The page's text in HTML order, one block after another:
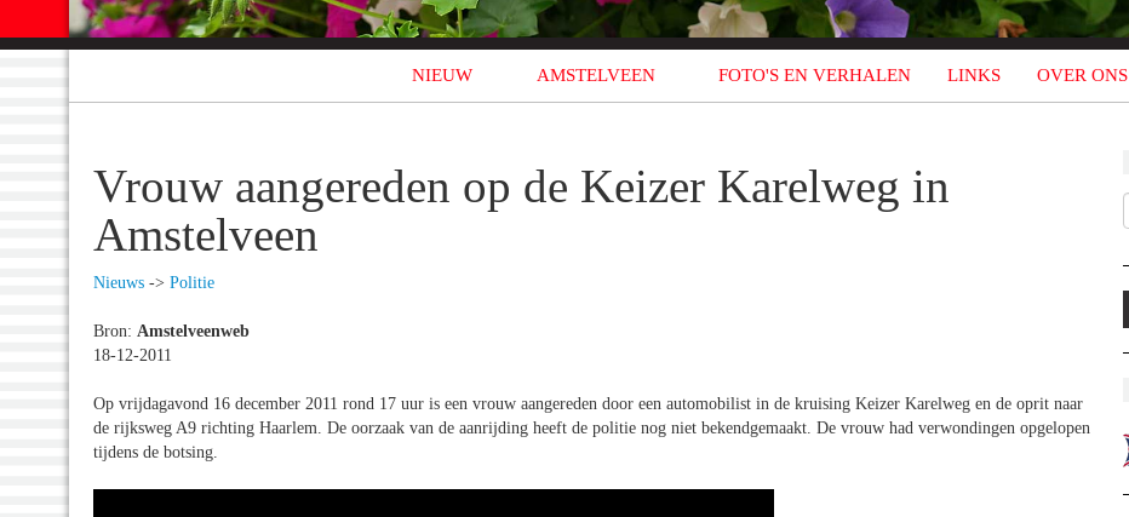
NIEUW AMSTELVEEN FOTO'S EN VERHALEN LINKS OVER ONS
Vrouw aangereden op de Keizer Karelweg in
Amstelveen
Nieuws -> Politie
Bron: Amstelveenweb
18-12-2011
Op vrijdagavond 16 december 2011 rond 17 uur is een vrouw aangereden door een automobilist in de kruising Keizer Karelweg en de oprit naar
de rijksweg A9 richting Haarlem. De oorzaak van de aanrijding heeft de politie nog niet bekendgemaakt. De vrouw had verwondingen opgelopen
tijdens de botsing.